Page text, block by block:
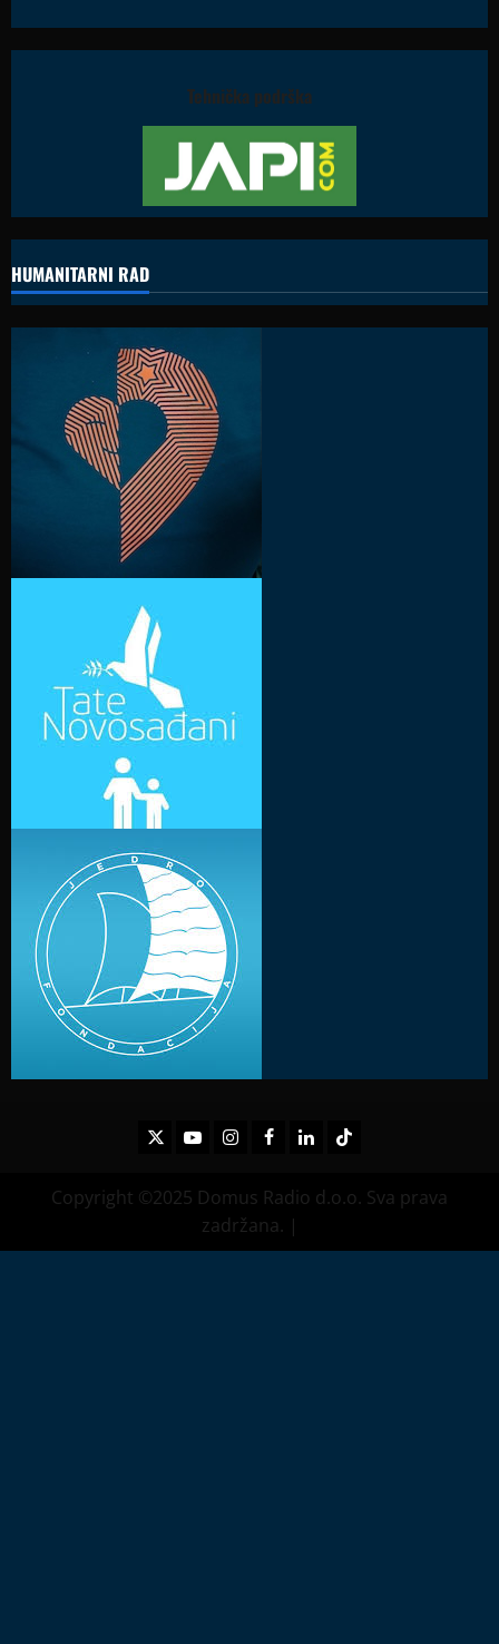
Tehnička podrška
HUMANITARNI RAD
TwitterYoutubeInstagramFacebook
LinkedInTikTok
Copyright ©2025 Domus Radio d.o.o. Sva prava
zadržana. |